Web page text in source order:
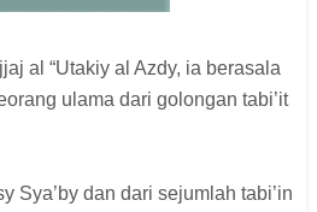
al “Utakiy al Azdy, ia berasala
ulama dari golongan tabi’it
Sya’by dan dari sejumlah tabi’in